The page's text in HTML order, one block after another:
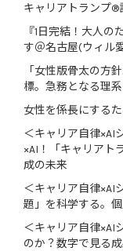
キャリアトランプ®
『1日完結！大人
す＠名古屋(ウィル
「女性版骨太の方
標。急務となる理
女性を係長にする
＜キャリア自律×AI
×AI！「キャリアト
成の未来
＜キャリア自律×AI
題」を科学する。
＜キャリア自律×AI
のか？数字で見る